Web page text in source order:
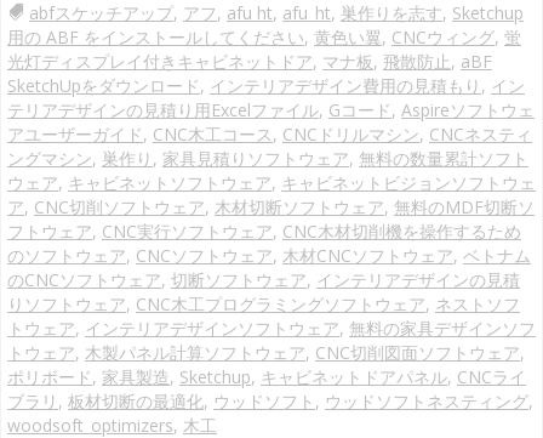
abfスケッチアップ, アフ, afu ht, afu_ht, 巣作りを志す, Sketchup
用の ABF をインストールしてください, 黄色い翼, CNCウィング, 蛍
光灯ディスプレイ付きキャビネットドア, マナ板, 飛散防止, aBF
SketchUpをダウンロード, インテリアデザイン費用の見積もり , イン
テリアデザインの見積り用Excelファイル, Gコード, Aspireソフトウェ
アユーザーガイド, CNC木工コース, CNCドリルマシン, CNCネスティ
ングマシン, 巣作り , 家具見積りソフトウェア, 無料の数量累計ソフト
ウェア, キャビネットソフトウェア, キャビネットビジョンソフトウェ
ア, CNC切削ソフトウェア, 木材切断ソフトウェア, 無料のMDF切断ソ
フトウェア, CNC実行ソフトウェア, CNC木材切削機を操作するため
のソフトウェア, CNCソフトウェア, 木材CNCソフトウェア, ベトナム
のCNCソフトウェア, 切断ソフトウェア, インテリアデザインの見積
りソフトウェア, CNC木工プログラミングソフトウェア, ネストソフ
トウェア, インテリアデザインソフトウェア, 無料の家具デザインソフ
トウェア, 木製パネル計算ソフトウェア, CNC切削図面ソフトウェア,
ポリボード, 家具製造, Sketchup, キャビネットドアパネル, CNCライ
ブラリ , 板材切断の最適化, ウッドソフト , ウッドソフトネスティング,
woodsoft_optimizers, 木工